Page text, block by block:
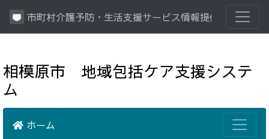
市町村介護予防・生活支援サービス情報提供システム
相模原市 地域包括ケア支援システ
ム
ホーム